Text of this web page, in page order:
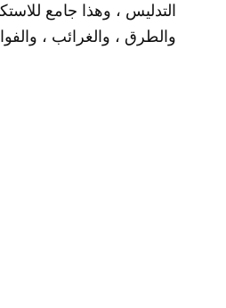
التدليس ، وهذا جامع
والطرق ، والغرائب ،